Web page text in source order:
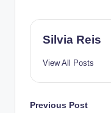
Silvia Reis
View All Posts
Previous Post